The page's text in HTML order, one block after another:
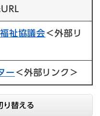
祉協議会＜外部リ
ー ＜外部リンク＞
り替える